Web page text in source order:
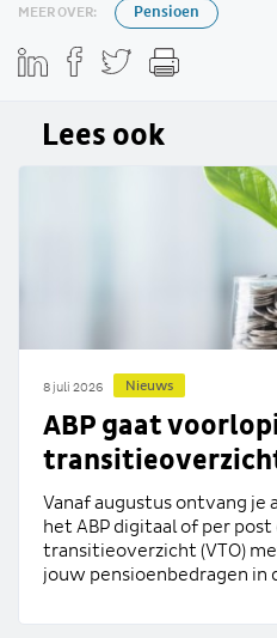
MEER OVER: Pensioen
Lees ook
8 juli 2026 Nieuws
ABP gaat
Vanaf augustus ontvang je
het ABP digitaal of per
transitieoverzicht (VTO)
jouw pensioenbedragen in